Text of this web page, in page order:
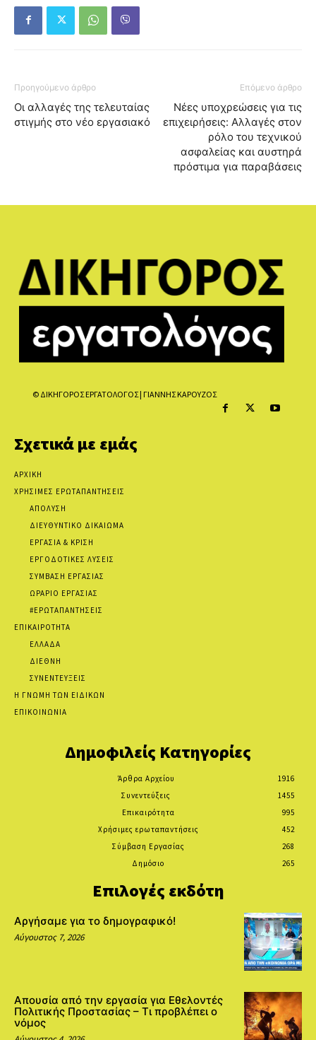
Προηγούμενο άρθρο
Οι αλλαγές της τελευταίας
στιγμής στο νέο εργασιακό
Επόμενο άρθρο
Νέες υποχρεώσεις για τις
επιχειρήσεις: Aλλαγές στον
ρόλο του τεχνικού
ασφαλείας και αυστηρά
πρόστιμα για παραβάσεις
© ΔΙΚΗΓΟΡΟΣ ΕΡΓΑΤΟΛΟΓΟΣ | ΓΙΑΝΝΗΣ ΚΑΡΟΥΖΟΣ
Σχετικά με εμάς
ΑΡΧΙΚΗ
ΧΡΗΣΙΜΕΣ ΕΡΩΤΑΠΑΝΤΗΣΕΙΣ
ΑΠΟΛΥΣΗ
ΔΙΕΥΘΥΝΤΙΚΟ ΔΙΚΑΙΩΜΑ
ΕΡΓΑΣΙΑ & ΚΡΙΣΗ
ΕΡΓΟΔΟΤΙΚΕΣ ΛΥΣΕΙΣ
ΣΥΜΒΑΣΗ ΕΡΓΑΣΙΑΣ
ΩΡΑΡΙΟ ΕΡΓΑΣΙΑΣ
#ΕΡΩΤΑΠΑΝΤΗΣΕΙΣ
ΕΠΙΚΑΙΡΟΤΗΤΑ
ΕΛΛΑΔΑ
ΔΙΕΘΝΗ
ΣΥΝΕΝΤΕΥΞΕΙΣ
Η ΓΝΩΜΗ ΤΩΝ ΕΙΔΙΚΩΝ
ΕΠΙΚΟΙΝΩΝΙΑ
Δημοφιλείς Κατηγορίες
Άρθρα Αρχείου
1916
Συνεντεύξεις
1455
Επικαιρότητα
995
Χρήσιμες ερωταπαντήσεις
452
Σύμβαση Εργασίας
268
Δημόσιο
265
Επιλογές εκδότη
Αργήσαμε για το δημογραφικό!
Αύγουστος 7, 2026
Απουσία από την εργασία για Εθελοντές
Πολιτικής Προστασίας – Τι προβλέπει ο
νόμος